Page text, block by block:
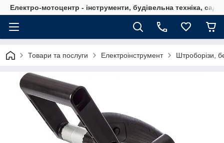
Електро-мотоцентр - інструменти, будівельна техніка,
Товари та послуги Електроінструмент Штроборізи,